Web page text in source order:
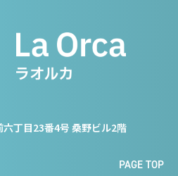
丁目23番4号 桑野ビル2階
PAGE TOP